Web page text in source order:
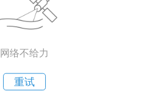
网络不给力
重试